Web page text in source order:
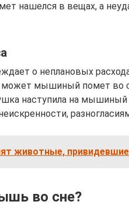
нашелся в вещах, а
о неплановых
мышиный помет во
наступила на
животные,
во сне?